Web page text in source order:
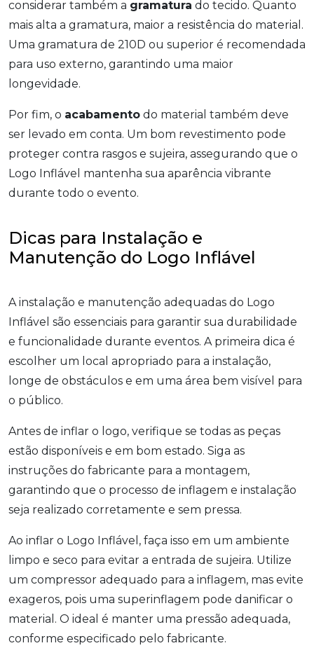
considerar também a gramatura do tecido. Quanto
mais alta a gramatura, maior a resistência do material.
Uma gramatura de 210D ou superior é recomendada
para uso externo, garantindo uma maior
longevidade.
Por fim, o acabamento do material também deve
ser levado em conta. Um bom revestimento pode
proteger contra rasgos e sujeira, assegurando que o
Logo Inflável mantenha sua aparência vibrante
durante todo o evento.
Dicas para Instalação e
Manutenção do Logo Inflável
A instalação e manutenção adequadas do Logo
Inflável são essenciais para garantir sua durabilidade
e funcionalidade durante eventos. A primeira dica é
escolher um local apropriado para a instalação,
longe de obstáculos e em uma área bem visível para
o público.
Antes de inflar o logo, verifique se todas as peças
estão disponíveis e em bom estado. Siga as
instruções do fabricante para a montagem,
garantindo que o processo de inflagem e instalação
seja realizado corretamente e sem pressa.
Ao inflar o Logo Inflável, faça isso em um ambiente
limpo e seco para evitar a entrada de sujeira. Utilize
um compressor adequado para a inflagem, mas evite
exageros, pois uma superinflagem pode danificar o
material. O ideal é manter uma pressão adequada,
conforme especificado pelo fabricante.